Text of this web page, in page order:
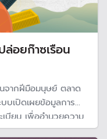
อยก๊าซเรือน
จากฝีมือมนุษย์ ตลาด
เปิดเผยข้อมูลการ
บียน เพื่ออำนวยความ